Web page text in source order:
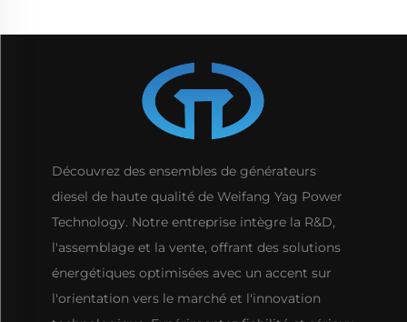
Découvrez des ensembles de générateurs
diesel de haute qualité de Weifang Yag Power
Technology. Notre entreprise intègre la R&D,
l'assemblage et la vente, offrant des solutions
énergétiques optimisées avec un accent sur
l'orientation vers le marché et l'innovation